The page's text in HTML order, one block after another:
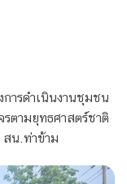
ารดำเนินงานชุมชน
ตามยุทธศาสตร์ชาติ
น.ท่าข้าม